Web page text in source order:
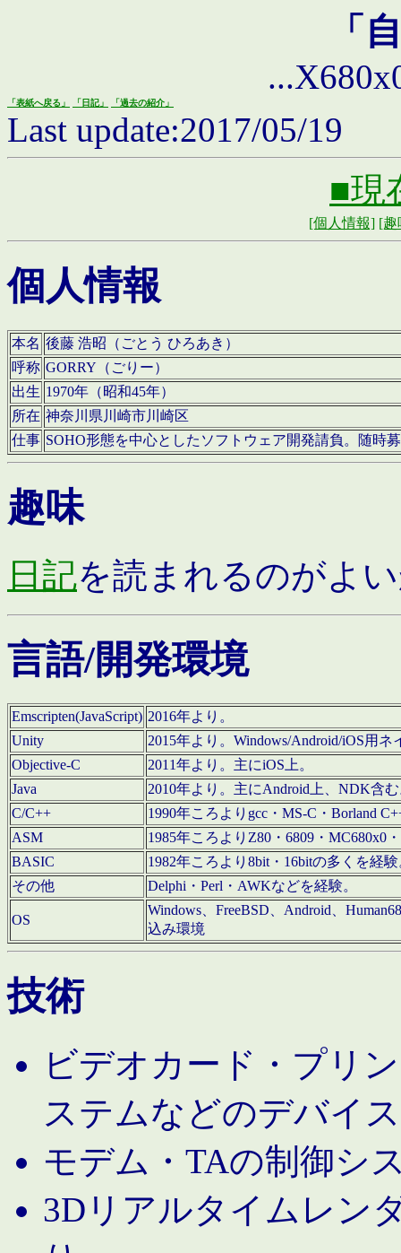
「
「表紙へ戻る」 「日記」 「過去の紹介」
Last update:2017/05/19
■現
[個人情報] [趣
個人情報
本名 後藤 浩昭（ごとう ひろあき）
呼称 GORRY（ごりー）
出生 1970年（昭和45年）
所在 神奈川県川崎市川崎区
仕事 SOHO形態を中心としたソフトウェア開発請負。随時
趣味
日記を読まれるのがよ
言語/開発環境
Emscripten(JavaScript) 2016年より。
Unity
2015年より。Windows/Android/iOS用
Objective-C
2011年より。主にiOS上。
Java
2010年より。主にAndroid上、NDK含
C/C++
1990年ころよりgcc・MS-C・Borland
ASM
1985年ころよりZ80・6809・MC680x0
BASIC
1982年ころより8bit・16bitの多くを経
その他
Delphi・Perl・AWKなどを経験。
OS
Windows、FreeBSD、Android、
込み環境
技術
ビデオカード・プリ
ステムなどのデバイ
モデム・TAの制御シ
3Dリアルタイムレン